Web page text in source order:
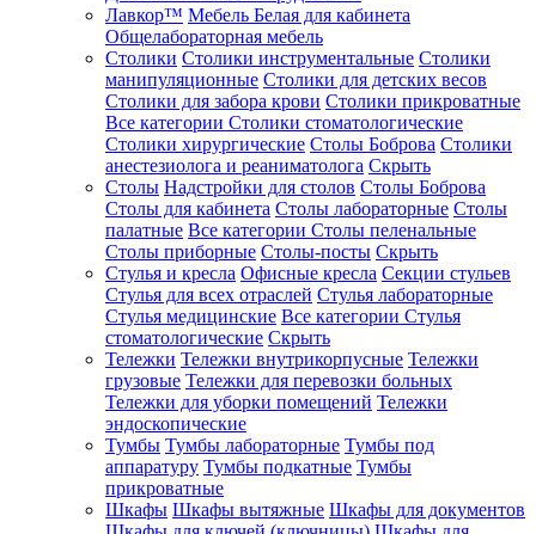
Лавкор™ Мебель Белая для кабинета
Общелабораторная мебель
Столики Столики инструментальные Столики
манипуляционные Столики для детских весов
Столики для забора крови Столики прикроватные
Все категории Столики стоматологические
Столики хирургические Столы Боброва Столики
анестезиолога и реаниматолога Скрыть
Столы Надстройки для столов Столы Боброва
Столы для кабинета Столы лабораторные Столы
палатные Все категории Столы пеленальные
Столы приборные Столы-посты Скрыть
Стулья и кресла Офисные кресла Секции стульев
Стулья для всех отраслей Стулья лабораторные
Стулья медицинские Все категории Стулья
стоматологические Скрыть
Тележки Тележки внутрикорпусные Тележки
грузовые Тележки для перевозки больных
Тележки для уборки помещений Тележки
эндоскопические
Тумбы Тумбы лабораторные Тумбы под
аппаратуру Тумбы подкатные Тумбы
прикроватные
Шкафы Шкафы вытяжные Шкафы для документов